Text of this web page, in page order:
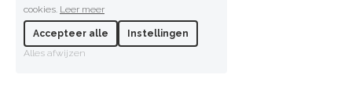
cookies. Leer meer
Accepteer alle
Instellingen
Alles afwijzen